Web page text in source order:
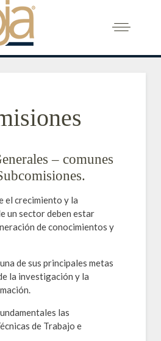
– comunes
el crecimiento y la
un sector deben estar
de conocimientos y
de sus principales metas
la investigación y la
las
de Trabajo e